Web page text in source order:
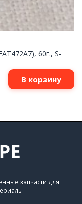
60г., S-
В корзину
запчасти для